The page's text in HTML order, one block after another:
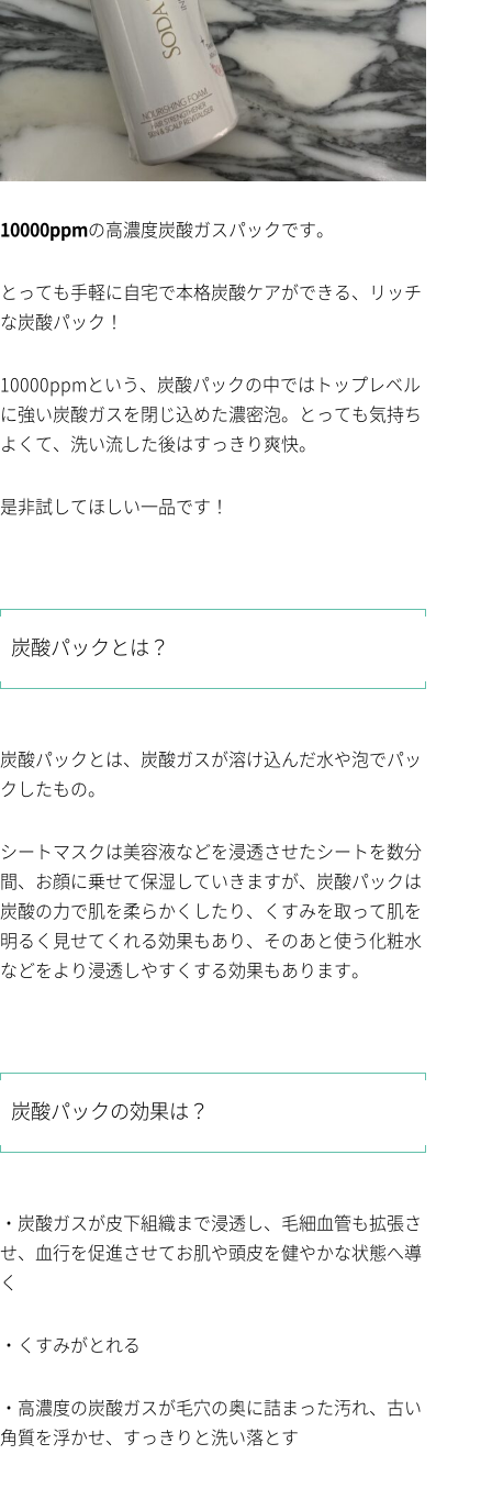
10000ppmの高濃度炭酸ガスパックです。
とっても手軽に自宅で本格炭酸ケアができる、リッチ
な炭酸パック！
10000ppmという、炭酸パックの中ではトップレベル
に強い炭酸ガスを閉じ込めた濃密泡。とっても気持ち
よくて、洗い流した後はすっきり爽快。
是非試してほしい一品です！
炭酸パックとは？
炭酸パックとは、炭酸ガスが溶け込んだ水や泡でパッ
クしたもの。
シートマスクは美容液などを浸透させたシートを数分
間、お顔に乗せて保湿していきますが、炭酸パックは
炭酸の力で肌を柔らかくしたり、くすみを取って肌を
明るく見せてくれる効果もあり、そのあと使う化粧水
などをより浸透しやすくする効果もあります。
炭酸パックの効果は？
・炭酸ガスが皮下組織まで浸透し、毛細血管も拡張さ
せ、血行を促進させてお肌や頭皮を健やかな状態へ導
く
・くすみがとれる
・高濃度の炭酸ガスが毛穴の奥に詰まった汚れ、古い
角質を浮かせ、すっきりと洗い落とす